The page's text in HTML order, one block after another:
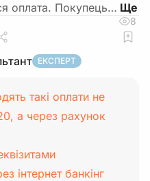
оплата. Покупець…
8
ЕКСПЕРТ
такі оплати не
а через рахунок
інтернет банкінг